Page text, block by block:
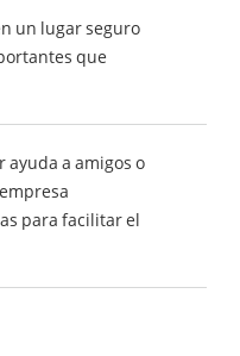
un lugar seguro
que
ayuda a amigos o
para facilitar el